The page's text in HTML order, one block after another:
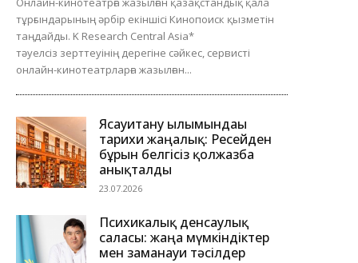
тұрғындарының әрбір екіншісі Кинопоиск қызметін
таңдайды. K Research Central Asia*
тәуелсіз зерттеуінің дерегіне сәйкес, сервисті
онлайн-кинотеатрларға жазылған...
Ясауитану ғылымындағы
тарихи жаңалық: Ресейден
бұрын белгісіз қолжазба
анықталды
23.07.2026
Психикалық денсаулық
саласы: жаңа мүмкіндіктер
мен заманауи тәсілдер